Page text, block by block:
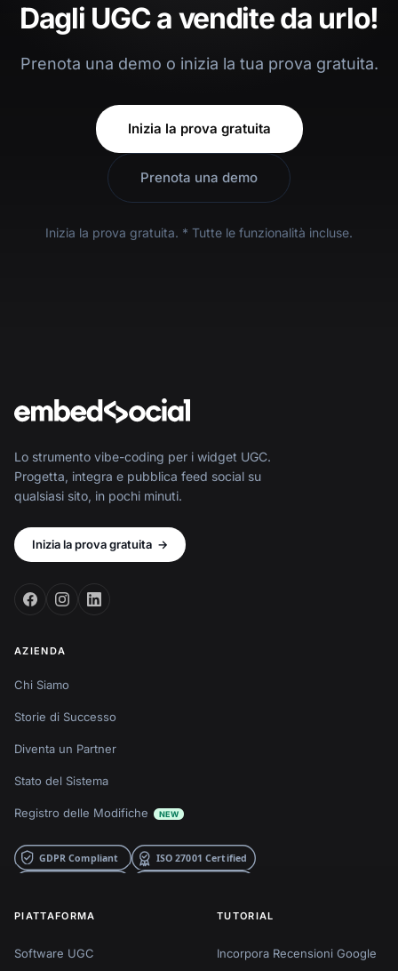
Dagli UGC a vendite da urlo!
Prenota una demo o inizia la tua prova gratuita.
Inizia la prova gratuita
Prenota una demo
Inizia la prova gratuita. * Tutte le funzionalità incluse.
Lo strumento vibe-coding per i widget UGC.
Progetta, integra e pubblica feed social su
qualsiasi sito, in pochi minuti.
Inizia la prova gratuita →
AZIENDA
Chi Siamo
Storie di Successo
Diventa un Partner
Stato del Sistema
Registro delle Modifiche NEW
PIATTAFORMA
Software UGC
TUTORIAL
Incorpora Recensioni Google